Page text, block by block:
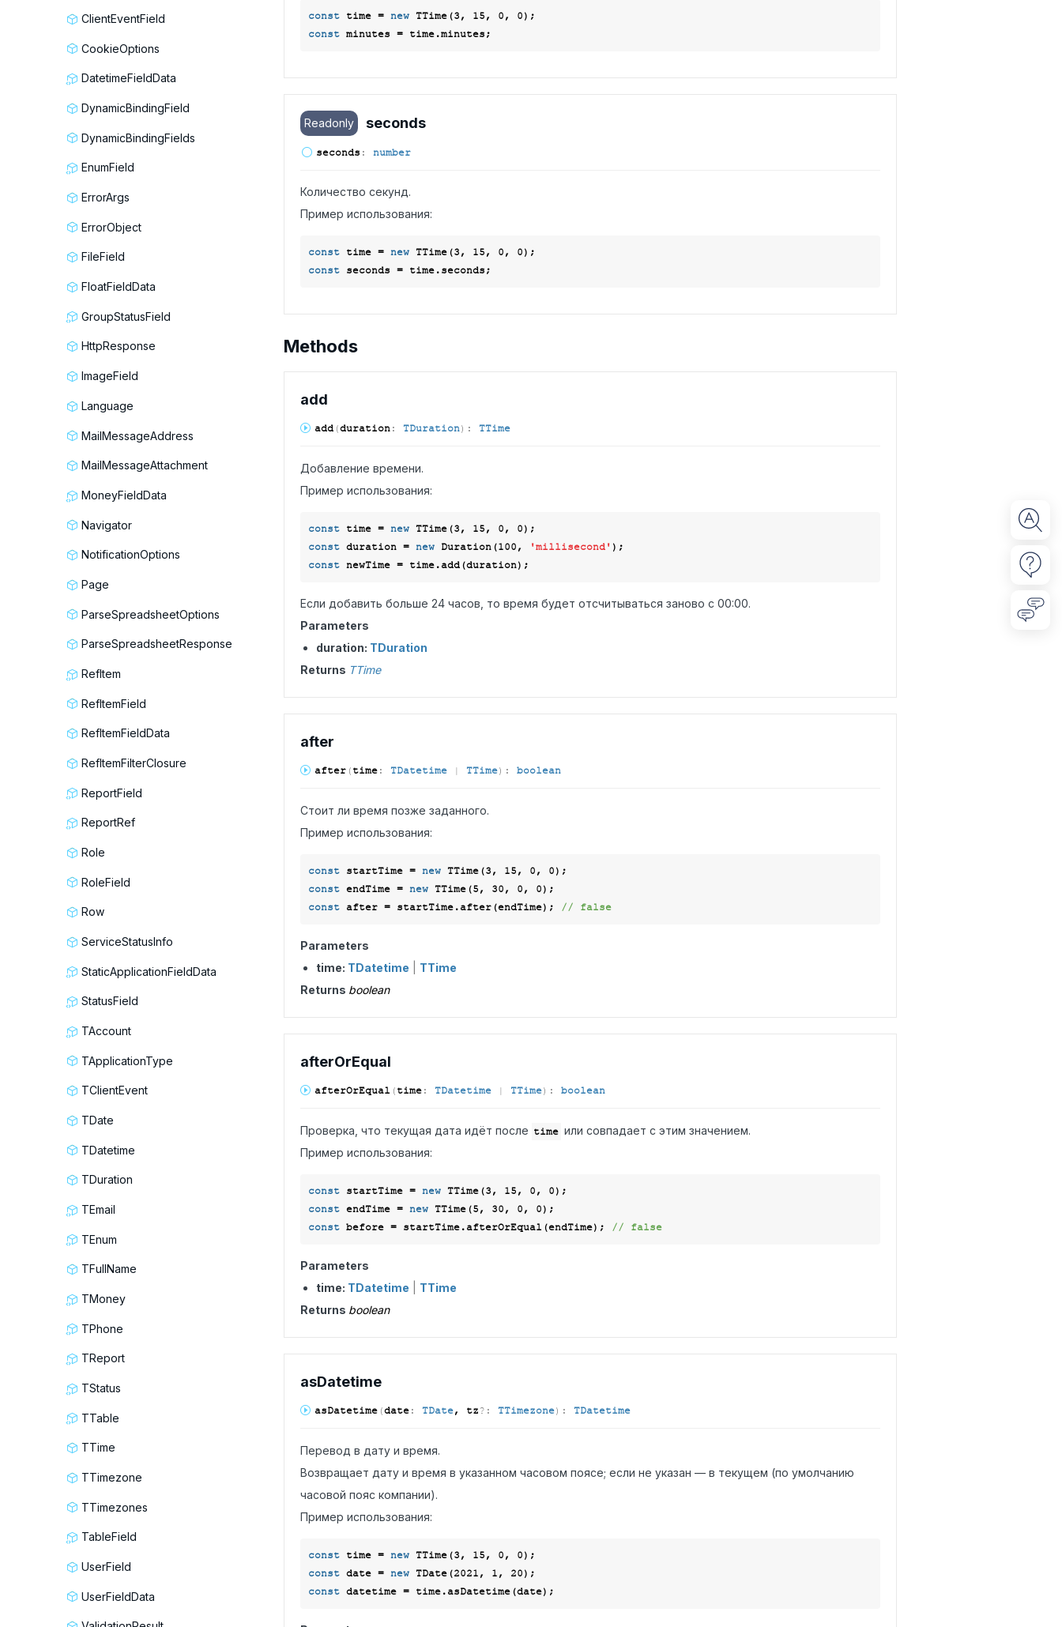
ClientEventField
CookieOptions
DatetimeFieldData
DynamicBindingField
DynamicBindingFields
EnumField
ErrorArgs
ErrorObject
FileField
FloatFieldData
GroupStatusField
HttpResponse
ImageField
Language
MailMessageAddress
MailMessageAttachment
MoneyFieldData
Navigator
NotificationOptions
Page
ParseSpreadsheetOptions
ParseSpreadsheetResponse
RefItem
RefItemField
RefItemFieldData
RefItemFilterClosure
ReportField
ReportRef
Role
RoleField
Row
ServiceStatusInfo
StaticApplicationFieldData
StatusField
TAccount
TApplicationType
TClientEvent
TDate
TDatetime
TDuration
TEmail
TEnum
TFullName
TMoney
TPhone
TReport
TStatus
TTable
TTime
TTimezone
TTimezones
TableField
UserField
UserFieldData
const time = new TTime(3, 15, 0, 0
const
Readonly seconds
seconds : number
Количество секунд.
Пример использования:
const time = new TTime(3, 15, 0, 0
const
Methods
add
add(duration: TDuration) : TTime
Добавление времени.
Пример использования:
const time = new TTime(3, 15, 0, 0
const duration = new Duration(100, 'millisecond'
const
Если добавить больше 24 часов, то время будет отсчитываться заново с 00:00.
Parameters
duration: TDuration
Returns TTime
after
after(time: TDatetime| TTime) : boolean
Стоит ли время позже заданного.
Пример использования:
const startTime = new TTime(3, 15, 0, 0
const endTime = new TTime(5, 30, 0, 0
const after = startTime.after(endTime); // false
Parameters
time: TDatetime
TTime
Returns boolean
afterOrEqual
afterOrEqual (time: TDatetime| TTime) : boolean
Проверка, что текущая дата идёт после time или совпадает с этим значением.
Пример использования:
const startTime = new TTime(3, 15, 0, 0
const endTime = new TTime(5, 30, 0, 0
const before = startTime.afterOrEqual(endTime); // false
Parameters
time: TDatetime
TTime
Returns boolean
asDatetime
asDatetime(date: TDate, tz?: TTimezone) : TDatetime
Перевод в дату и время.
Возвращает дату и время в указанном часовом поясе; если не указан — в текущем (по умолчанию
часовой пояс компании).
Пример использования:
const time = new TTime(3, 15, 0, 0
const date = new TDate(2021, 1, 20
const